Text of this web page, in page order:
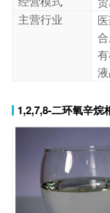
主营行业
1,2,7,8-二环氧辛烷